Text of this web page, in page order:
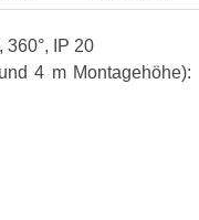
360°, IP 20
4 m Montagehöhe):